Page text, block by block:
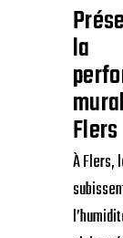
la
Flers
À Flers,